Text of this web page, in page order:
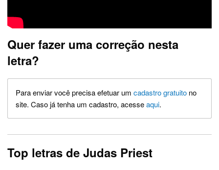
Quer fazer uma correção nesta
letra?
Para enviar você precisa efetuar um cadastro gratuito no
site. Caso já tenha um cadastro, acesseaqui.
Top letras de Judas Priest